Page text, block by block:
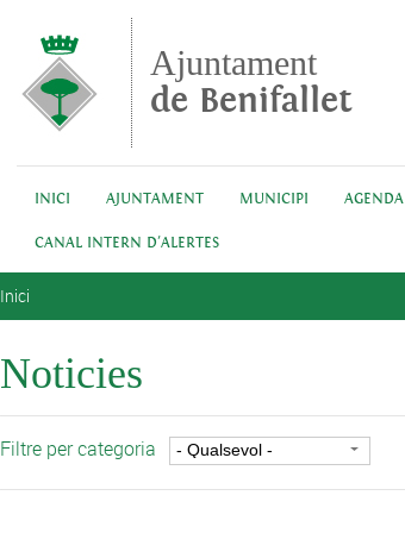
Ajuntament
de Benifallet
INICI AJUNTAMENT MUNICIPI AGENDA
CANAL INTERN D'ALERTES
Inici
Noticies
Filtre per categoria